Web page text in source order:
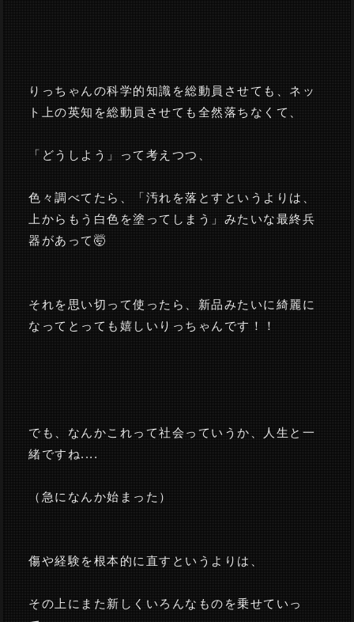
りっちゃんの科学的知識を総動員させても、ネッ
ト上の英知を総動員させても全然落ちなくて、
「どうしよう」って考えつつ、
色々調べてたら、「汚れを落とすというよりは、
上からもう白色を塗ってしまう」みたいな最終兵
器があって🤯
それを思い切って使ったら、新品みたいに綺麗に
なってとっても嬉しいりっちゃんです！！
でも、なんかこれって社会っていうか、人生と一
緒ですね....
（急になんか始まった）
傷や経験を根本的に直すというよりは、
その上にまた新しくいろんなものを乗せていっ